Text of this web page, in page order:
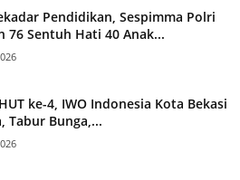
Pendidikan, Sespimma Polri
76 Sentuh Hati 40 Anak...
ke-4, IWO Indonesia Kota Bekasi
Tabur Bunga,...